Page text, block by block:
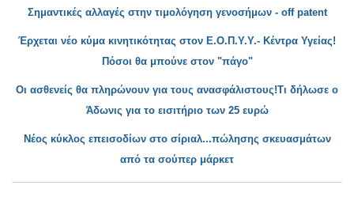
Σημαντικές αλλαγές στην τιμολόγηση γενοσήμων - off patent
Έρχεται νέο κύμα κινητικότητας στον Ε.Ο.Π.Υ.Υ.- Κέντρα Υγείας!
Πόσοι θα μπούνε στον "πάγο"
Οι ασθενείς θα πληρώνουν για τους ανασφάλιστους!Τι δήλωσε ο
Άδωνις για το εισιτήριο των 25 ευρώ
Νέος κύκλος επεισοδίων στο σίριαλ...πώλησης σκευασμάτων
από τα σούπερ μάρκετ